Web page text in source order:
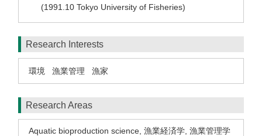
(1991.10 Tokyo University of Fisheries)
Research Interests
環境 漁業管理 漁家
Research Areas
Aquatic bioproduction science 漁業経済学 漁業管理学